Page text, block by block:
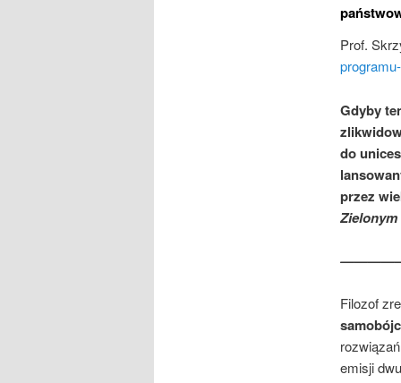
Prof.
Gdyby
do
przez
Filozof
emisji